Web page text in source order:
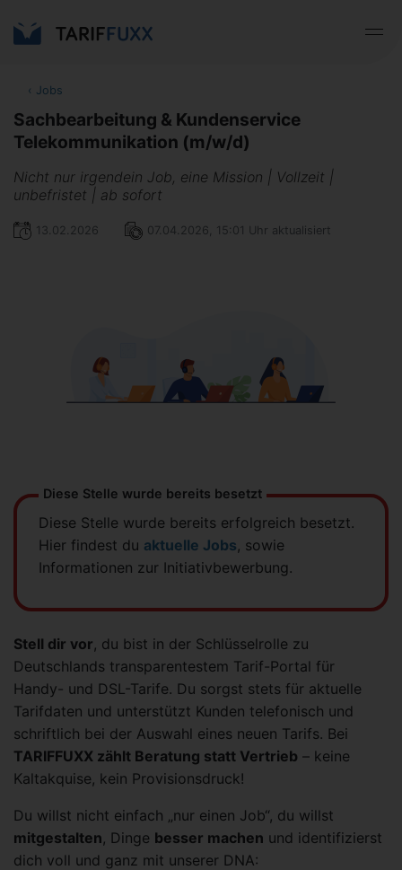
‹ Jobs
Sachbearbeitung & Kundenservice
Telekommunikation (m/w/d)
Nicht nur irgendein Job, eine Mission | Vollzeit |
unbefristet | ab sofort
13.02.2026 07.04.2026, 15:01 Uhr aktualisiert
Diese Stelle wurde bereits besetzt
Diese Stelle wurde bereits erfolgreich besetzt.
Hier findest du aktuelle Jobs, sowie
Informationen zur Initiativbewerbung.
Stell dir vor, du bist in der Schlüsselrolle zu
Deutschlands transparentestem Tarif-Portal für
Handy- und DSL-Tarife. Du sorgst stets für aktuelle
Tarifdaten und unterstützt Kunden telefonisch und
schriftlich bei der Auswahl eines neuen Tarifs. Bei
TARIFFUXX zählt Beratung statt Vertrieb – keine
Kaltakquise, kein Provisionsdruck!
Du willst nicht einfach „nur einen Job“, du willst
mitgestalten, Dinge besser machen und identifizierst
dich voll und ganz mit unserer DNA: